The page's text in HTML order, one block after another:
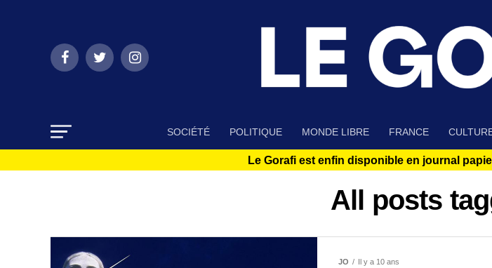
SOCIÉTÉ POLITIQUE MONDE LIBRE FRANCE
Le Gorafi est enfin disponible en journal
All posts
JO Il y a 10 ans